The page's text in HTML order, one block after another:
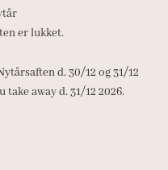
er lukket.
d. 30/12 og 31/12
away d. 31/12 2026.